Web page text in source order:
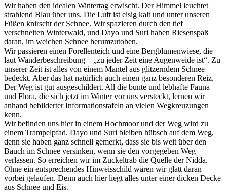
Wir haben den idealen Wintertag erwischt. Der Himmel leuchtet
strahlend Blau über uns. Die Luft ist eisig kalt und unter unseren
Füßen knirscht der Schnee. Wir spazieren durch den tief
verschneiten Winterwald, und Dayo und Suri haben Riesenspaß
daran, im weichen Schnee herumzutoben.
Wir passieren einen Forellenteich und eine Bergblumenwiese, die –
laut Wanderbeschreibung – „zu jeder Zeit eine Augenweide ist“. Zu
unserer Zeit ist alles von einem Mantel aus glitzerndem Schnee
bedeckt. Aber das hat natürlich auch einen ganz besonderen Reiz.
Der Weg ist gut ausgeschildert. All die bunte und lebhafte Fauna
und Flora, die sich jetzt im Winter vor uns versteckt, lernen wir
anhand bebilderter Informationstafeln an vielen Wegkreuzungen
kenn.
Wir befinden uns hier in einem Hochmoor und der Weg wird zu
einem Trampelpfad. Dayo und Suri bleiben hübsch auf dem Weg,
denn sie haben ganz schnell gemerkt, dass sie bis weit über den
Bauch im Schnee versinken, wenn sie den vorgegeben Weg
verlassen. So erreichen wir im Zuckeltrab die Quelle der Nidda.
Ohne ein entsprechendes Hinweisschild wären wir glatt daran
vorbei gelaufen. Denn auch hier liegt alles unter einer dicken Decke
aus Schnee und Eis.